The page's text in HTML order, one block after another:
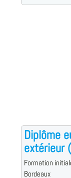
Diplôme
extérieur
Formation
Bordeaux